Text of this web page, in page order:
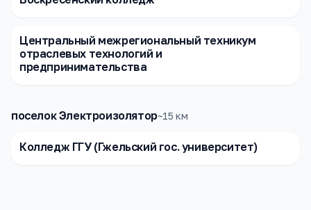
Центральный межрегиональный техникум
отраслевых технологий и
предпринимательства
поселок Электроизолятор~15 км
Колледж ГГУ (Гжельский гос. университет)